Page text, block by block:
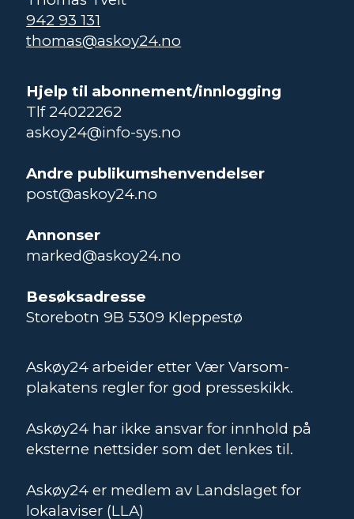
942 93 131
thomas@askoy24.no
Hjelp til abonnement/innlogging
Tlf 24022262
askoy24@info-sys.no
Andre publikumshenvendelser
post@askoy24.no
Annonser
marked@askoy24.no
Besøksadresse
Storebotn 9B 5309 Kleppestø
Askøy24 arbeider etter Vær Varsom-
plakatens regler for god presseskikk.
Askøy24 har ikke ansvar for innhold på
eksterne nettsider som det lenkes til.
Askøy24 er medlem av Landslaget for
lokalaviser (LLA)